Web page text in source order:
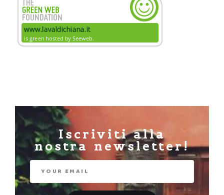
Iscriviti alla
nostra newsletter!